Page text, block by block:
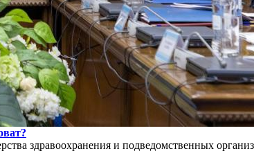
здравоохранения и подведомственных